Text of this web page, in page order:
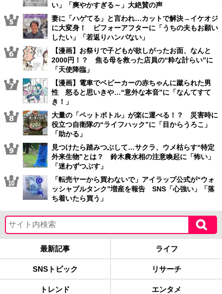
い」「爽やかすぎる～」大絶賛の声
妻に「ハゲてる」と言われ…カットで解決→イケオジ
に大変身！ ビフォーアフターに「うちの夫もお願い
したい」「若返りハンパない」
【漫画】お祭りで子どもが欲しがったお面、なんと
2000円！？ 焦る母を救った店員の“粋な計らい”に
「天使降臨」
【漫画】電車でベビーカーの赤ちゃんに蹴られた男
性 怒ると思いきや…“意外な本音”に「なんてすて
き！」
大量の「ペットボトル」が楽に運べる！？ 災害時に
役立つ自衛隊の“ライフハック”に「目からうろこ」
「助かる」
見つけたら踏みつぶして…サクラ、ウメ枯らす“特定
外来生物”とは？ 鈴木農水相の注意喚起に「怖い」
「迷わずつぶす」
「転売ヤーから買わないで」アイラップ公式が“ウォ
ッシャブルタンク”増産を報告 SNS「心強い」「落
ち着いたら買う」
最新記事 ライフ
SNSトピック リサーチ
トレンド エンタメ